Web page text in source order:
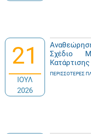
21
ΙΟΥΛ
2026
Σχέδιο
ΠΕΡΙΣΣΌΤΕΡΕΣ